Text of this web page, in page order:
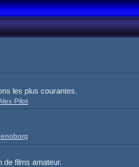
les plus courantes.
Pilot
films amateur.